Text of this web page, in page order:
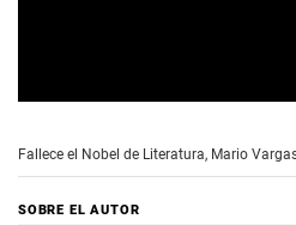
e
n
Fallece el Nobel de Literatura, Mario
SOBRE EL AUTOR